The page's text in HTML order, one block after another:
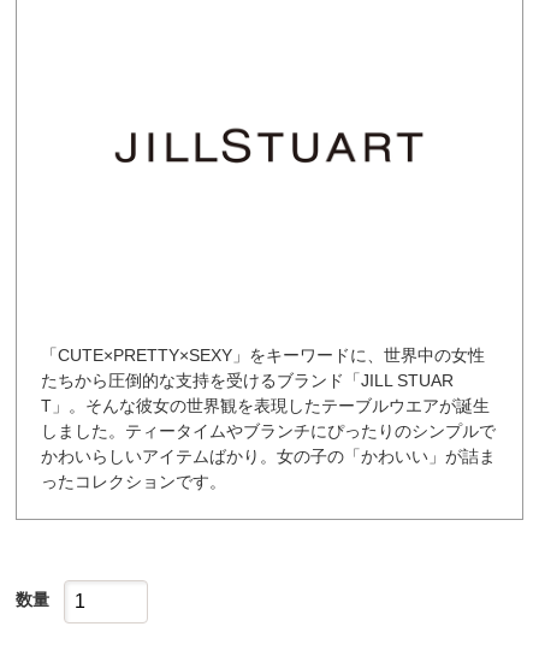
「CUTE×PRETTY×SEXY」をキーワードに、世界中の女性
たちから圧倒的な支持を受けるブランド「JILL STUAR
T」。そんな彼女の世界観を表現したテーブルウエアが誕生
しました。ティータイムやブランチにぴったりのシンプルで
かわいらしいアイテムばかり。女の子の「かわいい」が詰ま
ったコレクションです。
数量